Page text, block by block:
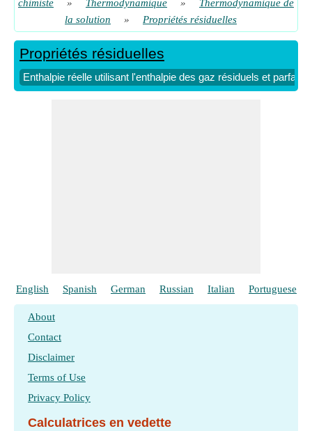
chimiste
» Thermodynamique »
Thermodynamique de
la solution
» Propriétés résiduelles
Propriétés résiduelles
Enthalpie réelle utilisant l'enthalpie des gaz résiduels et parfaits
English Spanish German Russian Italian Portuguese
About
Contact
Disclaimer
Terms of Use
Privacy Policy
Calculatrices en vedette